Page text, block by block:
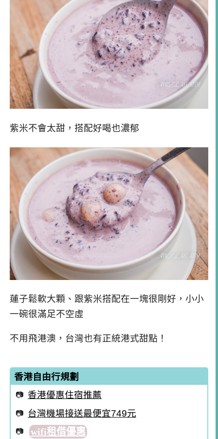
紫米不會太甜，搭配好喝也濃郁
蓮子鬆軟大顆、跟紫米搭配在一塊很剛好，小小
一碗很滿足不空虛
不用飛港澳，台灣也有正統港式甜點！
香港自由行規劃
香港優惠住宿推薦
台灣機場接送最便宜749元
wifi租借優惠